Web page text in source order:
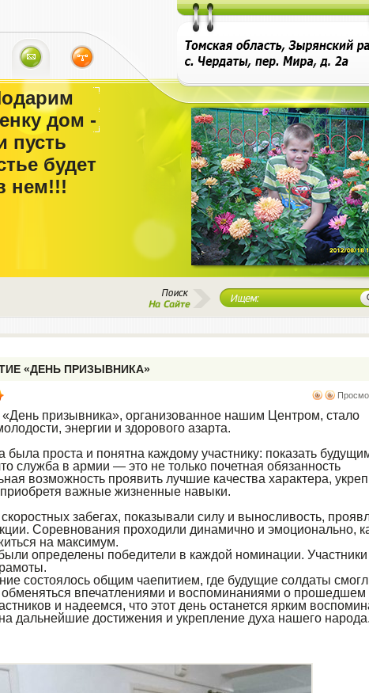
дом -
пусть
будет
нем!!!
«ДЕНЬ ПРИЗЫВНИКА»
призывника», организованное нашим Центром, стало
энергии и здорового азарта.
была проста и понятна каждому участнику: показать
служба в армии — это не только почетная обязанность
возможность проявить лучшие качества характера,
важные жизненные навыки.
забегах, показывали силу и выносливость,
Соревнования проходили динамично и эмоционально,
на максимум.
определены победители в каждой номинации. Участники
состоялось общим чаепитием, где будущие солдаты
обменяться впечатлениями и воспоминаниями о прошедшем
и надеемся, что этот день останется ярким
дальнейшие достижения и укрепление духа нашего народа.